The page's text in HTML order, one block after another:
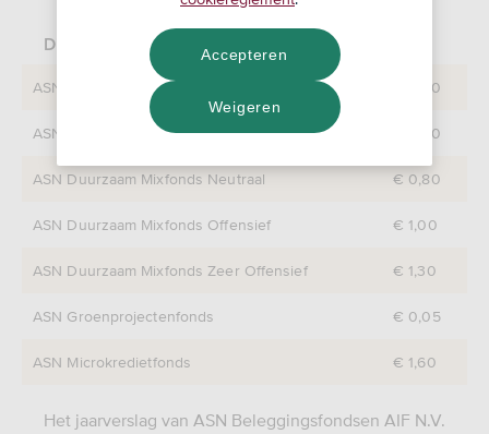
Dividendbedragen per aandeel (in euro)
ASN Duurzaam Mixfonds Zeer Defensief € 0,40
ASN Duurzaam Mixfonds Defensief € 0,60
ASN Duurzaam Mixfonds Neutraal € 0,80
ASN Duurzaam Mixfonds Offensief € 1,00
ASN Duurzaam Mixfonds Zeer Offensief € 1,30
ASN Groenprojectenfonds € 0,05
ASN Microkredietfonds € 1,60
Het jaarverslag van ASN Beleggingsfondsen AIF N.V.
Weigeren
Accepteren